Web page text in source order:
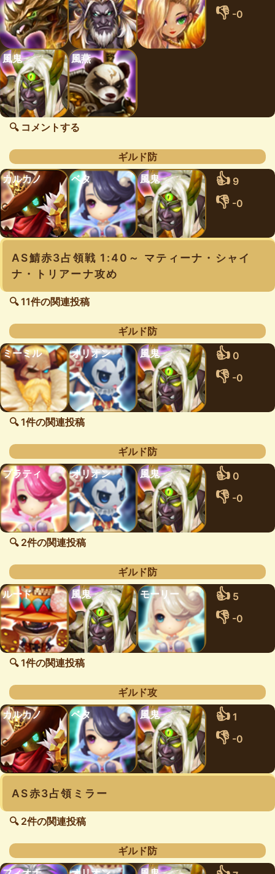
👎 -0
風鬼 風燕
🔍 コメントする
ギルド防
カルカノ
ベタ 風鬼 👍 9
👎 -0
AS鯖赤3占領戦 1:40～ マティーナ・シャイ
ナ・トリアーナ攻め
🔍 11件の関連投稿
ギルド防
ミーミル
オリオン 風鬼 👍 0
👎 -0
🔍 1件の関連投稿
ギルド防
プラティ
オリオン 風鬼 👍 0
👎 -0
🔍 2件の関連投稿
ギルド防
ルード
風鬼 モーリー 👍 5
👎 -0
🔍 1件の関連投稿
ギルド攻
カルカノ
ベタ 風鬼 👍 1
👎 -0
AS赤3占領ミラー
🔍 2件の関連投稿
ギルド防